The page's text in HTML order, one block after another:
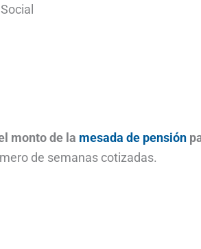
monto de la mesada de pensión
de semanas cotizadas.